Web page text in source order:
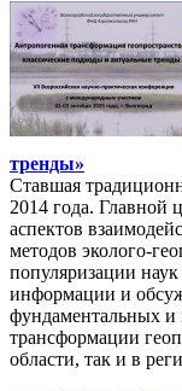
тренды»
Ставшая
2014 года. Главной
аспектов
методов эколого-
популяризации
информации и
фундаментальных и
трансформации
области, так и в